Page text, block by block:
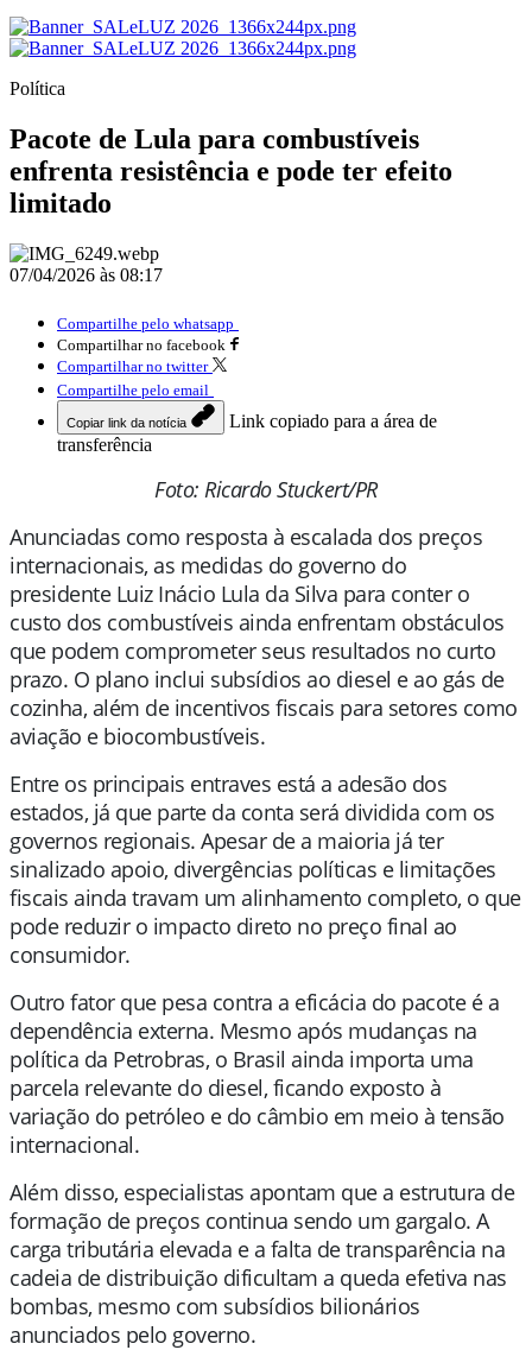
Política
Pacote de Lula para combustíveis
enfrenta resistência e pode ter efeito
limitado
07/04/2026 às 08:17
Compartilhe pelo whatsapp
Compartilhar no facebook
Compartilhar no twitter
Compartilhe pelo email
Copiar link da notícia
Link copiado para a área de
transferência
Foto: Ricardo Stuckert/PR
Anunciadas como resposta à escalada dos preços
internacionais, as medidas do governo do
presidente Luiz Inácio Lula da Silva para conter o
custo dos combustíveis ainda enfrentam obstáculos
que podem comprometer seus resultados no curto
prazo. O plano inclui subsídios ao diesel e ao gás de
cozinha, além de incentivos fiscais para setores como
aviação e biocombustíveis.
Entre os principais entraves está a adesão dos
estados, já que parte da conta será dividida com os
governos regionais. Apesar de a maioria já ter
sinalizado apoio, divergências políticas e limitações
fiscais ainda travam um alinhamento completo, o que
pode reduzir o impacto direto no preço final ao
consumidor.
Outro fator que pesa contra a eficácia do pacote é a
dependência externa. Mesmo após mudanças na
política da Petrobras, o Brasil ainda importa uma
parcela relevante do diesel, ficando exposto à
variação do petróleo e do câmbio em meio à tensão
internacional.
Além disso, especialistas apontam que a estrutura de
formação de preços continua sendo um gargalo. A
carga tributária elevada e a falta de transparência na
cadeia de distribuição dificultam a queda efetiva nas
bombas, mesmo com subsídios bilionários
anunciados pelo governo.